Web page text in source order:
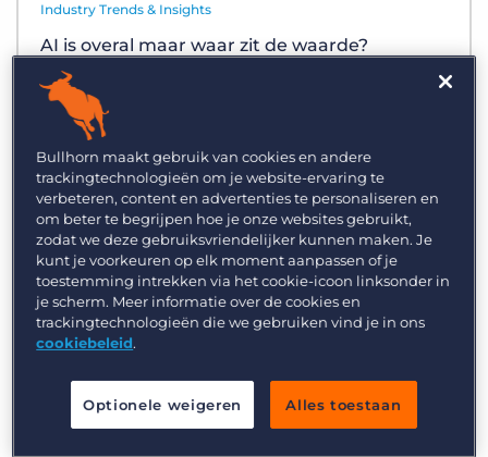
Industry Trends & Insights
AI is overal maar waar zit de waarde?
Best Practices
Bullhorn maakt gebruik van cookies en andere
trackingtechnologieën om je website-ervaring te
verbeteren, content en advertenties te personaliseren en
om beter te begrijpen hoe je onze websites gebruikt,
zodat we deze gebruiksvriendelijker kunnen maken. Je
kunt je voorkeuren op elk moment aanpassen of je
toestemming intrekken via het cookie-icoon linksonder in
je scherm. Meer informatie over de cookies en
trackingtechnologieën die we gebruiken vind je in ons
cookiebeleid.
Optionele weigeren Alles toestaan